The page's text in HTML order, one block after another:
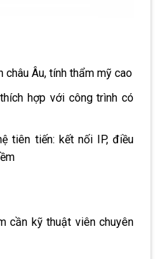
châu Âu, tính thẩm mỹ cao
hợp với công trình có
tiên tiến: kết nối IP, điều
cần kỹ thuật viên chuyên